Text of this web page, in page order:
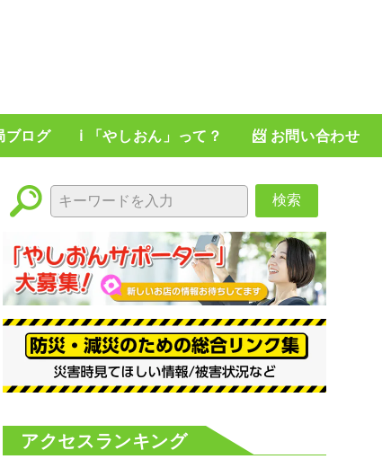
ブログ ℹ️ 「やしおん」って？ 📨 お問い合わせ
検索
アクセスランキング